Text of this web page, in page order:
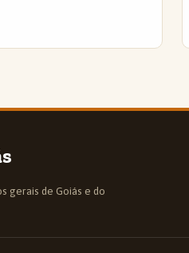
gerais de Goiás e do